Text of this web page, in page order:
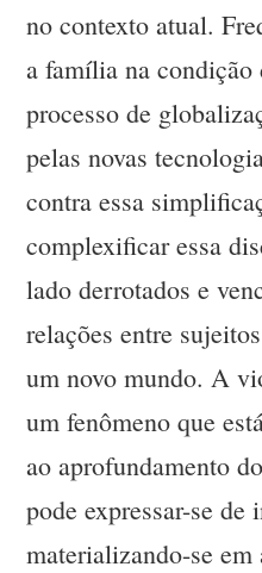
no contexto atual.
a família na condição
processo de
pelas novas
contra essa
complexificar essa
lado derrotados e
relações entre
um novo mundo. A
um fenômeno que
ao aprofundamento
pode expressar-se de
materializando-se em